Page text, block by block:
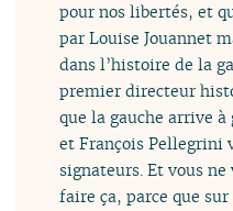
pour nos libertés, et
par Louise Jouannet
dans l’histoire de la
premier directeur
que la gauche arrive à
et François Pellegrini
signateurs. Et vous
faire ça, parce que